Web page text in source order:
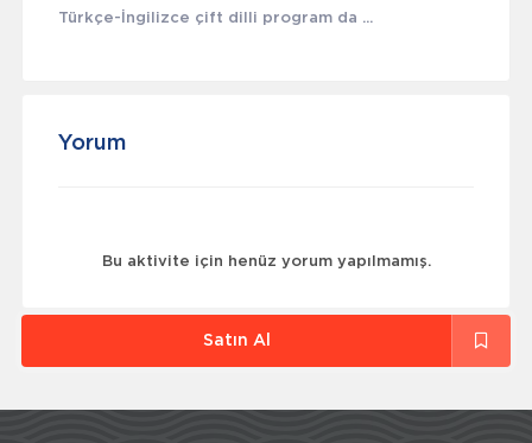
Türkçe-İngilizce çift dilli program da ...
Yorum
Bu aktivite için henüz yorum yapılmamış.
Satın Al